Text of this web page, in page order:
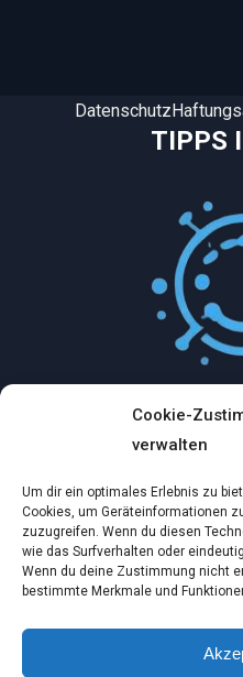
Cookie-
verwalten
Um dir ein optimales Erlebnis zu
Cookies, um Geräteinformationen
zuzugreifen. Wenn du diesen
wie das Surfverhalten oder
Wenn du deine Zustimmung nicht
bestimmte Merkmale und
TIPPS
Datenschutz
Mythologische
Dez. 2, 2024
Ein virtueller